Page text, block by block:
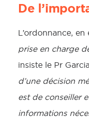
De
L’ordonnance,
prise en charge
insiste le Pr
d’une décision
est de conseiller
informations